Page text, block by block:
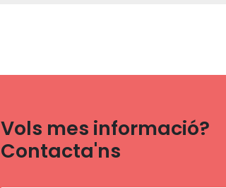
Vols mes informació?
Contacta'ns